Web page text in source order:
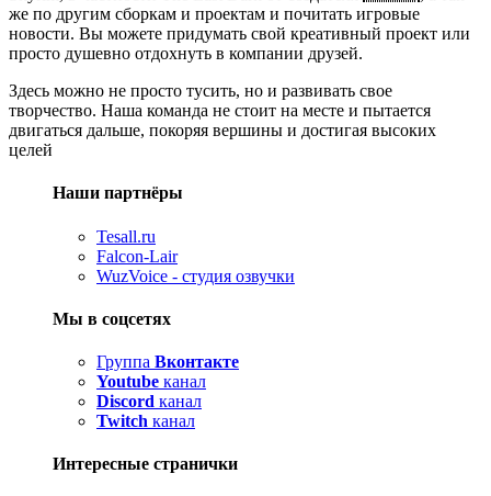
же по другим сборкам и проектам и почитать игровые
новости. Вы можете придумать свой креативный проект или
просто душевно отдохнуть в компании друзей.
Здесь можно не просто тусить, но и развивать свое
творчество. Наша команда не стоит на месте и пытается
двигаться дальше, покоряя вершины и достигая высоких
целей
Наши партнёры
Tesall.ru
Falcon-Lair
WuzVoice - студия озвучки
Мы в соцсетях
Группа Вконтакте
Youtube канал
Discord канал
Twitch канал
Интересные странички